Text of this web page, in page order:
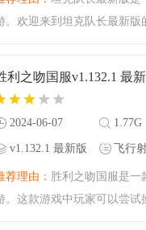
。欢迎来到坦克队长最新版
着你的坦克战斗单位，战场之
利之吻国服v1.132.1 最
2024-06-07 1.77G
v1.132.1 最新版 飞行
荐理由： 胜利之吻国服是一
。这款游戏中玩家可以尝试